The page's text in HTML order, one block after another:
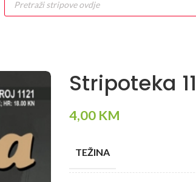
search
Stripoteka
4,00 KM
TEŽINA